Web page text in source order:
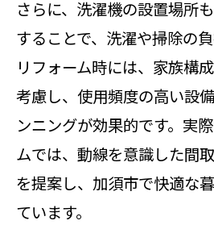
洗面所と浴室のリ
お手入れを実現
洗面所と浴室のリ
あふれる空間に変
埼玉県加須市児玉郡に
実例
洗面所と浴室のリ
さらに、洗濯機の設置場所
することで、洗濯や掃除の負
リフォーム時には、家族構
考慮し、使用頻度の高い設
ンニングが効果的です。実
ムでは、動線を意識した間
を提案し、加須市で快適な
ています。